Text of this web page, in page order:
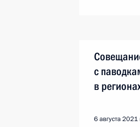
с
в
6 августа 2021